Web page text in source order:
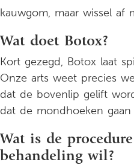
kauwgom, maar wissel af
Wat doet Botox?
Kort gezegd, Botox laat
Onze arts weet precies
dat de bovenlip gelift
dat de mondhoeken gaan
Wat is de
behandeling wil?